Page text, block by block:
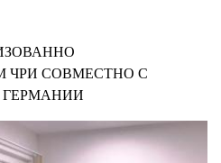
ЧРИ СОВМЕСТНО С